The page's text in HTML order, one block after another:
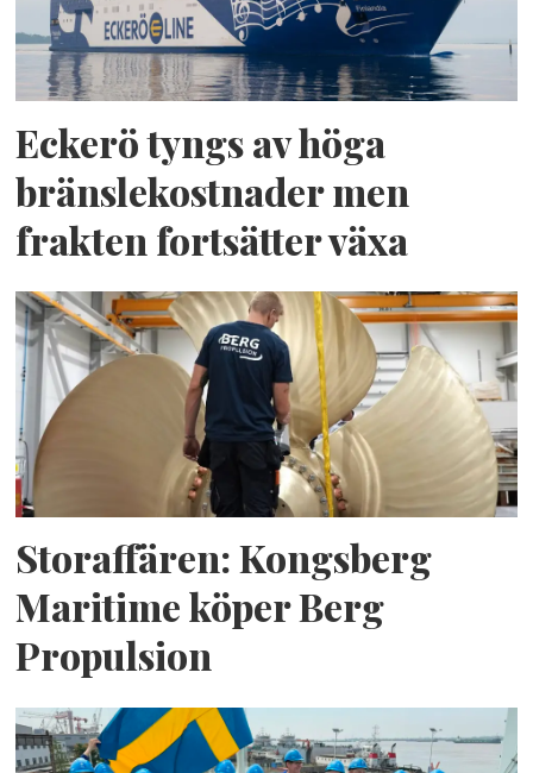
Eckerö tyngs av höga
bränslekostnader men
frakten fortsätter växa
Storaffären: Kongsberg
Maritime köper Berg
Propulsion